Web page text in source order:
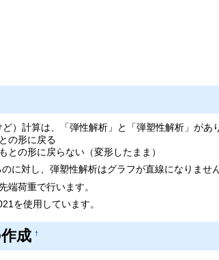
）計算は、「弾性解析」と「弾塑性解析」があ
の形に戻る
の形に戻らない（変形したまま）
に対し、弾塑性解析はグラフが直線になりませ
端荷重で行います。
を使用しています。
成 †